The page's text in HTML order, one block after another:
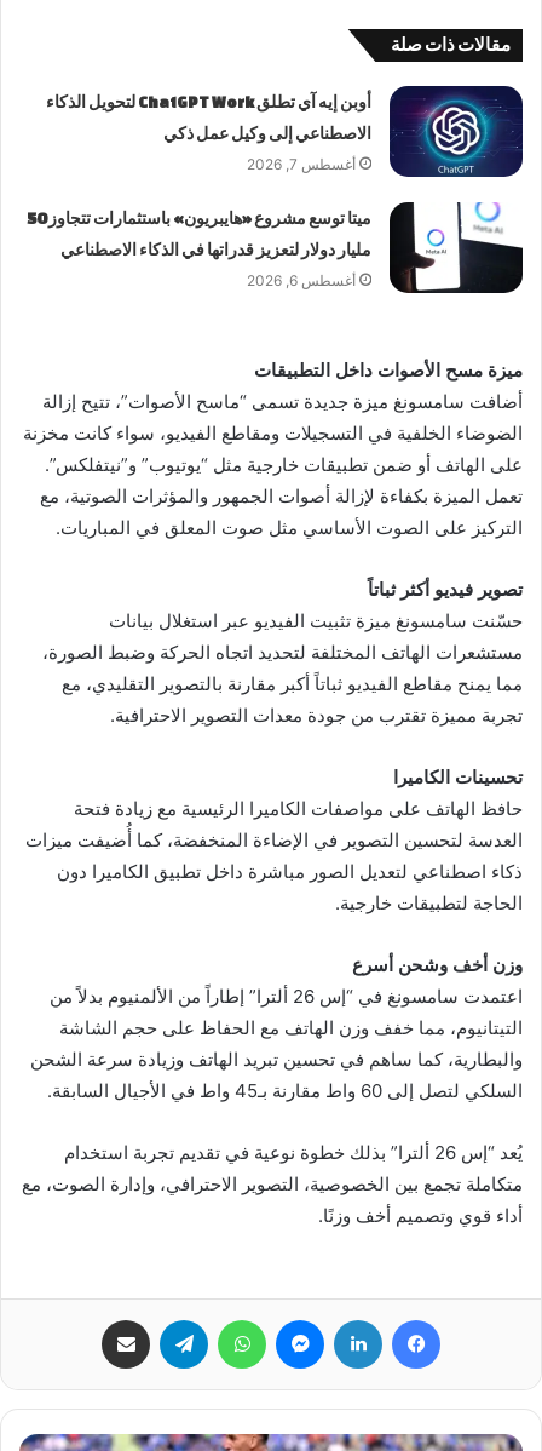
مقالات ذات صلة
أوبن إيه آي تطلق ChatGPT Work لتحويل الذكاء
الاصطناعي إلى وكيل عمل ذكي
أغسطس 7, 2026
ميتا توسع مشروع «هايبريون» باستثمارات تتجاوز 50
مليار دولار لتعزيز قدراتها في الذكاء الاصطناعي
أغسطس 6, 2026
ميزة مسح الأصوات داخل التطبيقات
أضافت سامسونغ ميزة جديدة تسمى “ماسح الأصوات”، تتيح إزالة
الضوضاء الخلفية في التسجيلات ومقاطع الفيديو، سواء كانت مخزنة
على الهاتف أو ضمن تطبيقات خارجية مثل “يوتيوب” و”نيتفلكس”.
تعمل الميزة بكفاءة لإزالة أصوات الجمهور والمؤثرات الصوتية، مع
التركيز على الصوت الأساسي مثل صوت المعلق في المباريات.
تصوير فيديو أكثر ثباتاً
حسّنت سامسونغ ميزة تثبيت الفيديو عبر استغلال بيانات
مستشعرات الهاتف المختلفة لتحديد اتجاه الحركة وضبط الصورة،
مما يمنح مقاطع الفيديو ثباتاً أكبر مقارنة بالتصوير التقليدي، مع
تجربة مميزة تقترب من جودة معدات التصوير الاحترافية.
تحسينات الكاميرا
حافظ الهاتف على مواصفات الكاميرا الرئيسية مع زيادة فتحة
العدسة لتحسين التصوير في الإضاءة المنخفضة، كما أُضيفت ميزات
ذكاء اصطناعي لتعديل الصور مباشرة داخل تطبيق الكاميرا دون
الحاجة لتطبيقات خارجية.
وزن أخف وشحن أسرع
اعتمدت سامسونغ في “إس 26 ألترا” إطاراً من الألمنيوم بدلاً من
التيتانيوم، مما خفف وزن الهاتف مع الحفاظ على حجم الشاشة
والبطارية، كما ساهم في تحسين تبريد الهاتف وزيادة سرعة الشحن
السلكي لتصل إلى 60 واط مقارنة بـ45 واط في الأجيال السابقة.
يُعد “إس 26 ألترا” بذلك خطوة نوعية في تقديم تجربة استخدام
متكاملة تجمع بين الخصوصية، التصوير الاحترافي، وإدارة الصوت، مع
أداء قوي وتصميم أخف وزنًا.
فيسبوك لينكدإن ماسنجر واتساب تيلقرام